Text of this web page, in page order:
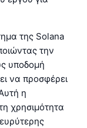
της Solana
την
υποδομή
να προσφέρει
η
χρησιμότητα